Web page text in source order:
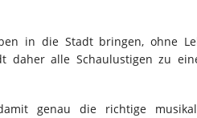
in die Stadt bringen, ohne
alle Schaulustigen zu
genau die richtige